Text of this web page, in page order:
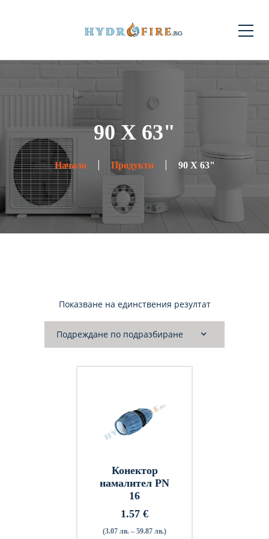
90 X 63"
Начало Продукти 90 X 63"
Показване на единствения резултат
Конектор
намалител PN
16
1.57 €
(3.07 лв. – 59.87 лв.)